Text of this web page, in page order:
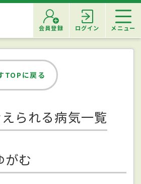
会員登録 ログイン メニュー
TOPに戻る
られる病気一覧
がむ